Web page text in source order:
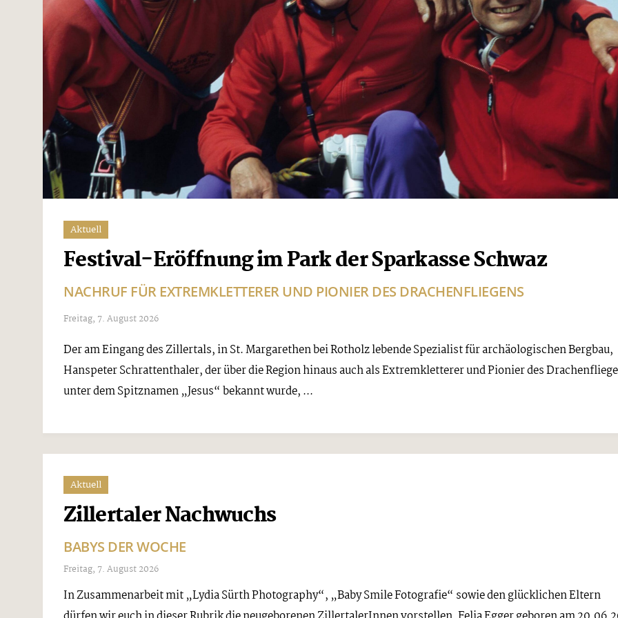
Aktuell
Festival-Eröffnung im Park der Sparkasse Schwaz
NACHRUF FÜR EXTREMKLETTERER UND PIONIER DES DRACHENFLIEGENS
Freitag, 7. August 2026
Der am Eingang des Zillertals, in St. Margarethen bei Rotholz lebende Spezialist für archäologischen Bergbau,
Hanspeter Schrattenthaler, der über die Region hinaus auch als Extremkletterer und Pionier des
unter dem Spitznamen „Jesus“ bekannt wurde, ...
Aktuell
Zillertaler Nachwuchs
BABYS DER WOCHE
Freitag, 7. August 2026
In Zusammenarbeit mit „Lydia Sürth Photography“, „Baby Smile Fotografie“ sowie den glücklichen Eltern